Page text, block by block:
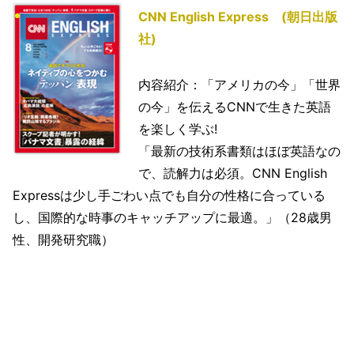
CNN English Express (朝日出版
社)
内容紹介：「アメリカの今」「世界
の今」を伝えるCNNで生きた英語
を楽しく学ぶ!
「最新の技術系書類はほぼ英語なの
で、読解力は必須。CNN English
Expressは少し手ごわい点でも自分の性格に合っている
し、国際的な時事のキャッチアップに最適。」（28歳男
性、開発研究職）